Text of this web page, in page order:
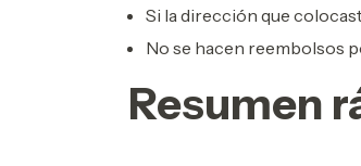
Si la dirección que
No se hacen reembolsos
Resumen